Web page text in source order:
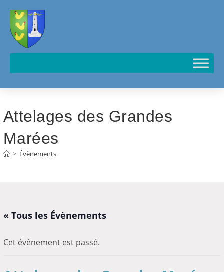
Attelages des Grandes
Marées
> Évènements
« Tous les Évènements
Cet évènement est passé.